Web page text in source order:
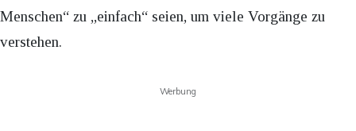
Menschen“ zu „einfach“ seien, um viele Vorgänge zu
verstehen.
Werbung